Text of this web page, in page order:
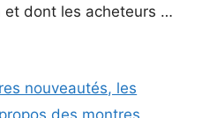
et dont les acheteurs …
nouveautés, les